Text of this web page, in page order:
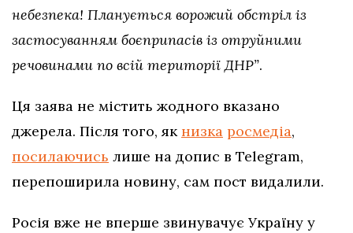
небезпека! Планується ворожий обстріл із
застосуванням боєприпасів із отруйними
речовинами по всій території ДНР”.
Ця заява не містить жодного вказано
джерела. Після того, як низка росмедіа,
посилаючись лише на допис в Telegram,
перепоширила новину, сам пост видалили.
Росія вже не вперше звинувачує Україну у